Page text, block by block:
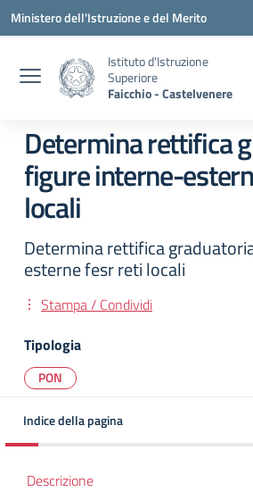
Vai ai contenuti
Vai al menu di navigazione
Vai al footer
Ministero dell'Istruzione e del Merito
Istituto d'Istruzione
Superiore
Faicchio - Castelvenere
Determina rettifica
figure interne-
locali
Determina rettifica
esterne fesr reti locali
Stampa / Condividi
Tipologia
PON
Indice della pagina
Descrizione